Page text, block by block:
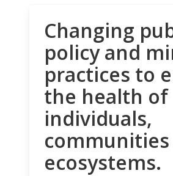
Changing
policy and
practices to
the health of
individuals,
communities
ecosystems.